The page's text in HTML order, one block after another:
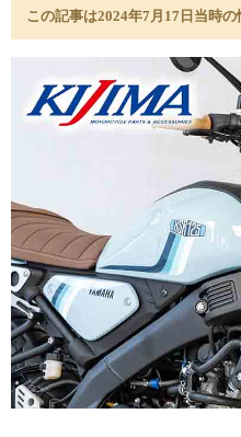
この記事は2024年7月17日当時